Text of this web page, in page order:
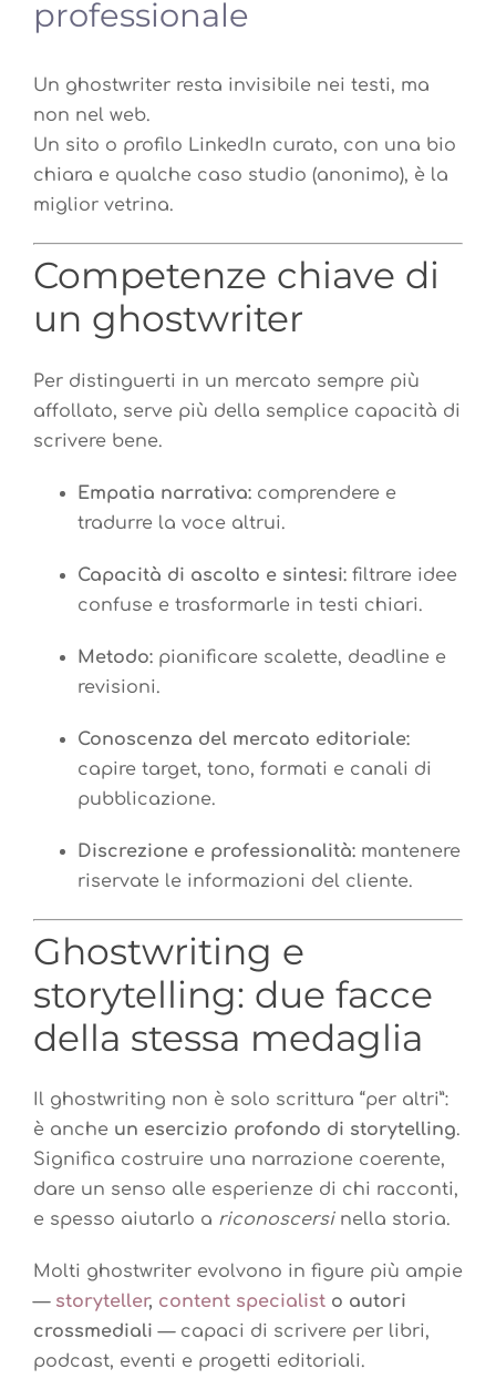
professionale
Un ghostwriter resta invisibile nei testi, ma
non nel web.
Un sito o profilo LinkedIn curato, con una bio
chiara e qualche caso studio (anonimo), è la
miglior vetrina.
Competenze chiave di
un ghostwriter
Per distinguerti in un mercato sempre più
affollato, serve più della semplice capacità di
scrivere bene.
Empatia narrativa:comprendere e
tradurre la voce altrui.
Capacità di ascolto e sintesi:filtrare idee
confuse e trasformarle in testi chiari.
Metodo:pianificare scalette, deadline e
revisioni.
Conoscenza del mercato editoriale:
capire target, tono, formati e canali di
pubblicazione.
Discrezione e professionalità:mantenere
riservate le informazioni del cliente.
Ghostwriting e
storytelling: due facce
della stessa medaglia
Il ghostwriting non è solo scrittura “per altri”:
è anche un esercizio profondo di storytelling.
Significa costruire una narrazione coerente,
dare un senso alle esperienze di chi racconti,
e spesso aiutarlo a riconoscersinella storia.
Molti ghostwriter evolvono in figure più ampie
— storyteller, content specialisto autori
crossmediali — capaci di scrivere per libri,
podcast, eventi e progetti editoriali.